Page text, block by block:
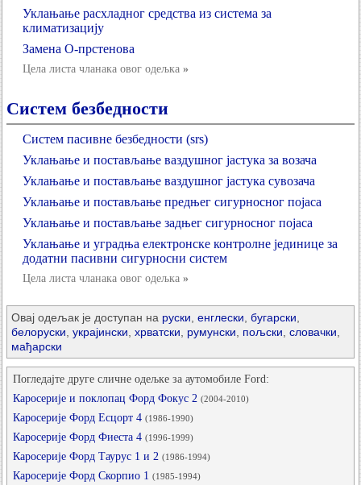
Уклањање расхладног средства из система за
климатизацију
Замена О-прстенова
Цела листа чланака овог одељка »
Систем безбедности
Систем пасивне безбедности (srs)
Уклањање и постављање ваздушног јастука за возача
Уклањање и постављање ваздушног јастука сувозача
Уклањање и постављање предњег сигурносног појаса
Уклањање и постављање задњег сигурносног појаса
Уклањање и уградња електронске контролне јединице за
додатни пасивни сигурносни систем
Цела листа чланака овог одељка »
Овај одељак је доступан на руски енглески бугарски
белоруски украјински хрватски румунски пољски словачки
мађарски
Погледајте друге сличне одељке за аутомобиле Ford:
Каросерије и поклопац Форд Фокус 2 (2004-2010)
Каросерије Форд Есцорт 4 (1986-1990)
Каросерије Форд Фиеста 4 (1996-1999)
Каросерије Форд Таурус 1 и 2 (1986-1994)
Каросерије Форд Скорпио 1 (1985-1994)